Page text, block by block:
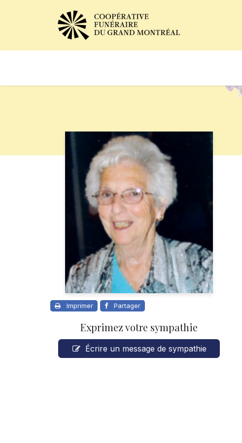
Imprimer Partager
Exprimez votre sympathie
Écrire un message de sympathie